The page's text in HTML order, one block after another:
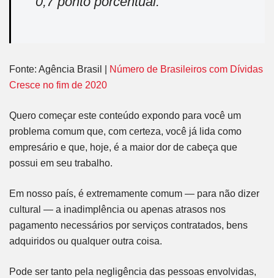
Fonte: Agência Brasil |
Número de Brasileiros com Dívidas
Cresce no fim de 2020
Quero começar este conteúdo expondo para você um
problema comum que, com certeza, você já lida como
empresário e que, hoje, é a maior dor de cabeça que
possui em seu trabalho.
Em nosso país, é extremamente comum — para não dizer
cultural — a inadimplência ou apenas atrasos nos
pagamento necessários por serviços contratados, bens
adquiridos ou qualquer outra coisa.
Pode ser tanto pela negligência das pessoas envolvidas,